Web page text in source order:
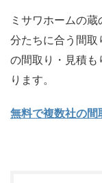
ミサワホームの
分たちに合う間取
の間取り・見積も
ります。
無料で複数社の間